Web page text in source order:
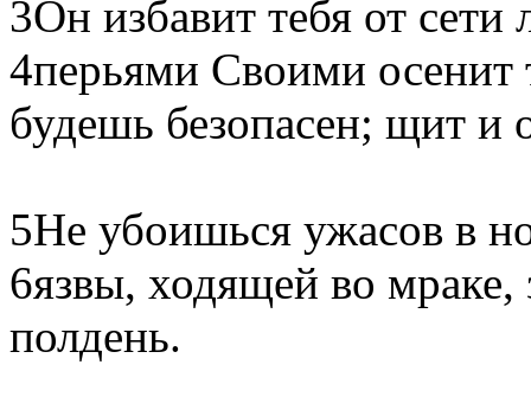
3Он избавит тебя от сети
4перьями Своими осенит
будешь безопасен; щит и
5Не убоишься ужасов в
6язвы, ходящей во
полдень.